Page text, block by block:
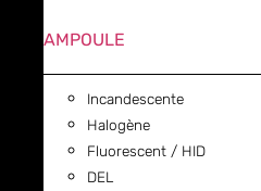
AMPOULE
Incandescente
Halogène
Fluorescent / HID
DEL